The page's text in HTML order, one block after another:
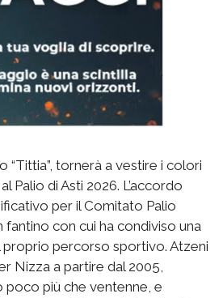
“Tittia”, tornerà a vestire i colori
Palio di Asti 2026. L’accordo
per il Comitato Palio
fantino con cui ha condiviso una
percorso sportivo. Atzeni
Nizza a partire dal 2005,
poco più che ventenne, e